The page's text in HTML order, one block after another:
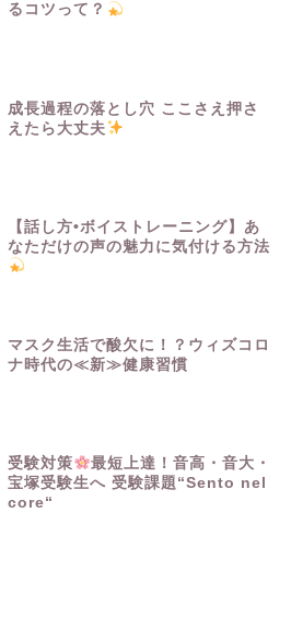
るコツって？
成長過程の落とし穴 ここさえ押さ
えたら大丈夫
【話し方•ボイストレーニング】あ
なただけの声の魅力に気付ける方法
マスク生活で酸欠に！？ウィズコロ
ナ時代の≪新≫健康習慣
受験対策
最短上達！音高・音大・
宝塚受験生へ 受験課題“Sento nel
core“